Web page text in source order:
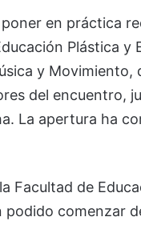
en práctica
Plástica y
y Movimiento,
del encuentro,
La apertura ha
Facultad de
podido comenzar